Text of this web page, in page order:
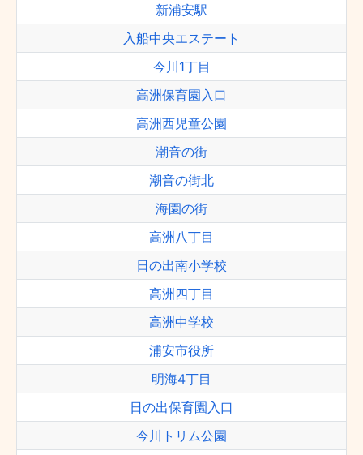
新浦安駅
入船中央エステート
今川1丁目
高洲保育園入口
高洲西児童公園
潮音の街
潮音の街北
海園の街
高洲八丁目
日の出南小学校
高洲四丁目
高洲中学校
浦安市役所
明海4丁目
日の出保育園入口
今川トリム公園